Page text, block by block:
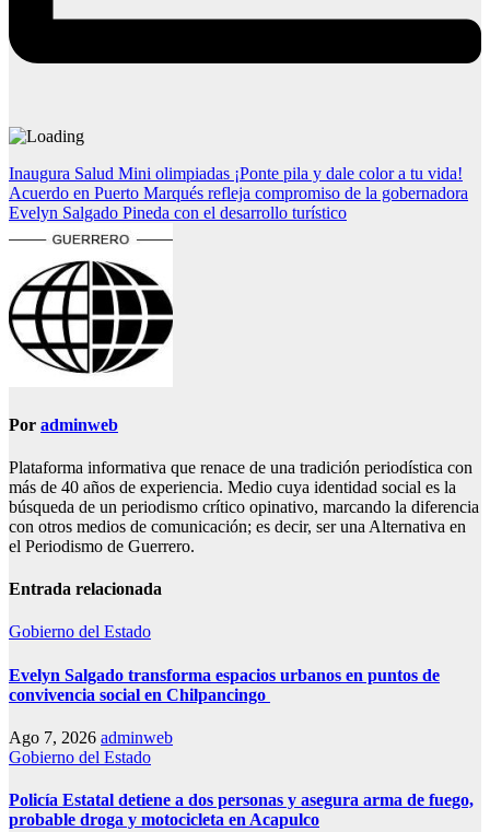
Navegación
de
entradas
Inaugura Salud Mini olimpiadas ¡Ponte pila y dale color a tu vida!
Acuerdo en Puerto Marqués refleja compromiso de la gobernadora
Evelyn Salgado Pineda con el desarrollo turístico
Por adminweb
Plataforma informativa que renace de una tradición periodística con
más de 40 años de experiencia. Medio cuya identidad social es la
búsqueda de un periodismo crítico opinativo, marcando la diferencia
con otros medios de comunicación; es decir, ser una Alternativa en
el Periodismo de Guerrero.
Entrada relacionada
Gobierno del Estado
Evelyn Salgado transforma espacios urbanos en puntos de
convivencia social en Chilpancingo
Ago 7, 2026 adminweb
Gobierno del Estado
Policía Estatal detiene a dos personas y asegura arma de fuego,
probable droga y motocicleta en Acapulco